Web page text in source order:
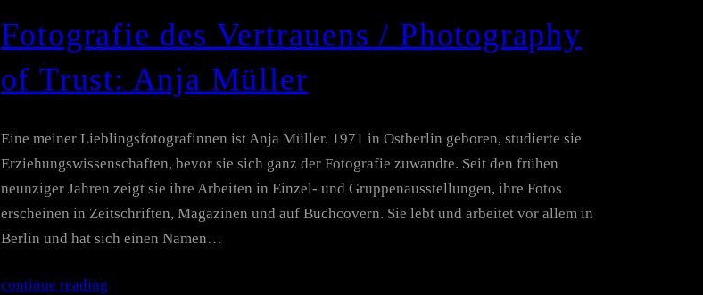
Fotografie des Vertrauens / Photography
of Trust: Anja Müller
Eine meiner Lieblingsfotografinnen ist Anja Müller. 1971 in Ostberlin geboren, studierte sie
Erziehungswissenschaften, bevor sie sich ganz der Fotografie zuwandte. Seit den frühen
neunziger Jahren zeigt sie ihre Arbeiten in Einzel- und Gruppenausstellungen, ihre Fotos
erscheinen in Zeitschriften, Magazinen und auf Buchcovern. Sie lebt und arbeitet vor allem in
Berlin und hat sich einen Namen…
continue reading